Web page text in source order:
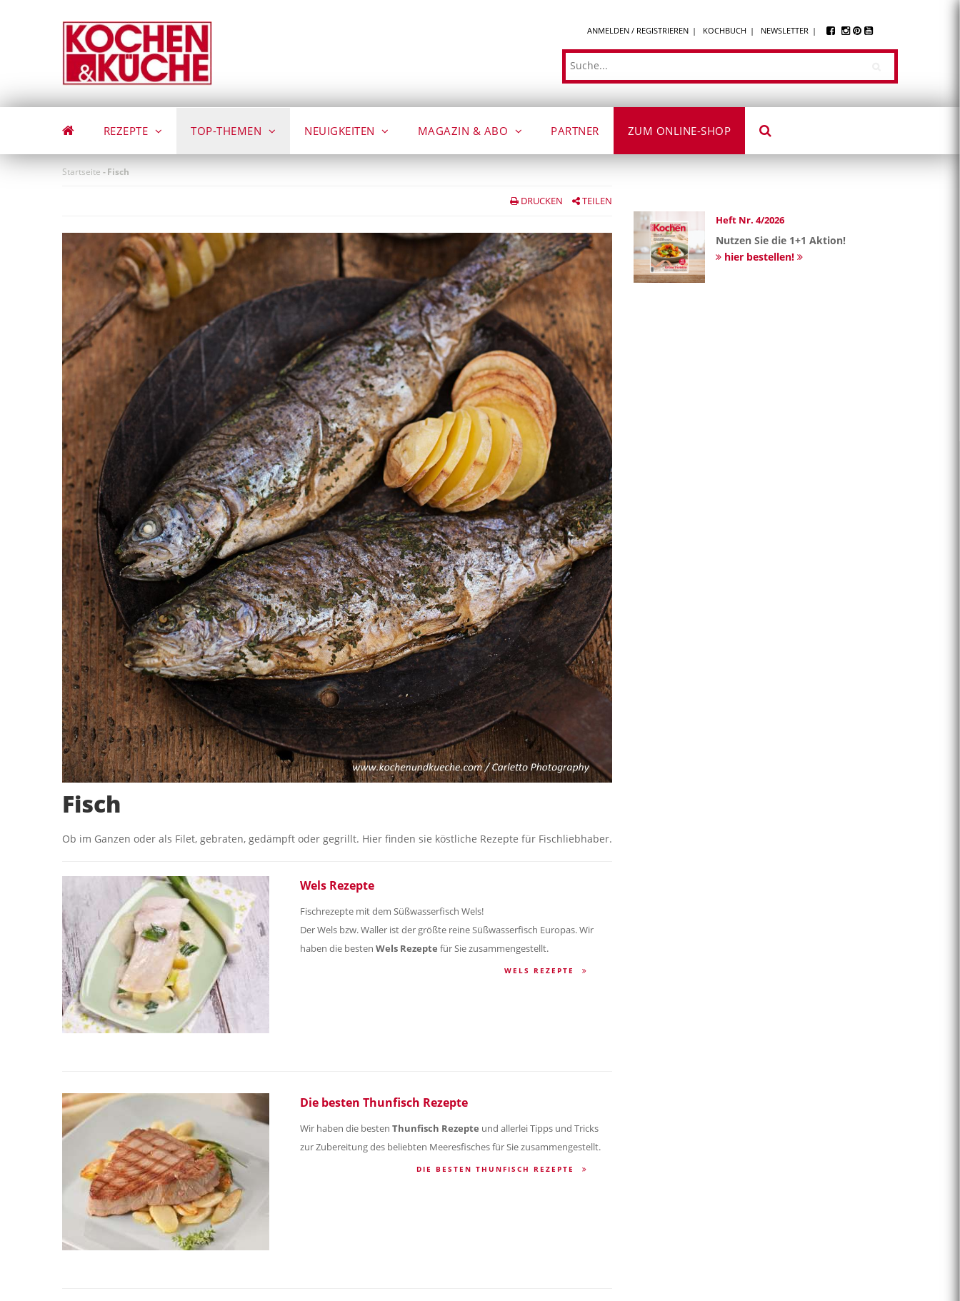
ANMELDEN / REGISTRIEREN KOCHBUCH NEWSLETTER
Suche
REZEPTE TOP-THEMEN NEUIGKEITEN MAGAZIN & ABO PARTNER ZUM ONLINE-SHOP
Startseite -Fisch
DRUCKEN TEILEN
Fisch
Ob im Ganzen oder als Filet, gebraten, gedämpft oder gegrillt. Hier finden sie köstliche Rezepte für Fischliebhaber.
Wels Rezepte
Fischrezepte mit dem Süßwasserfisch Wels!
Der Wels bzw. Waller ist der größte reine Süßwasserfisch Europas. Wir
haben die besten Wels Rezepte für Sie zusammengestellt.
WELS REZEPTE
Die besten Thunfisch Rezepte
Wir haben die besten Thunfisch Rezepte und allerlei Tipps und Tricks
zur Zubereitung des beliebten Meeresfisches für Sie zusammengestellt.
DIE BESTEN THUNFISCH REZEPTE
Heft Nr. 4/2026
Nutzen Sie die 1+1 Aktion!
hier bestellen!